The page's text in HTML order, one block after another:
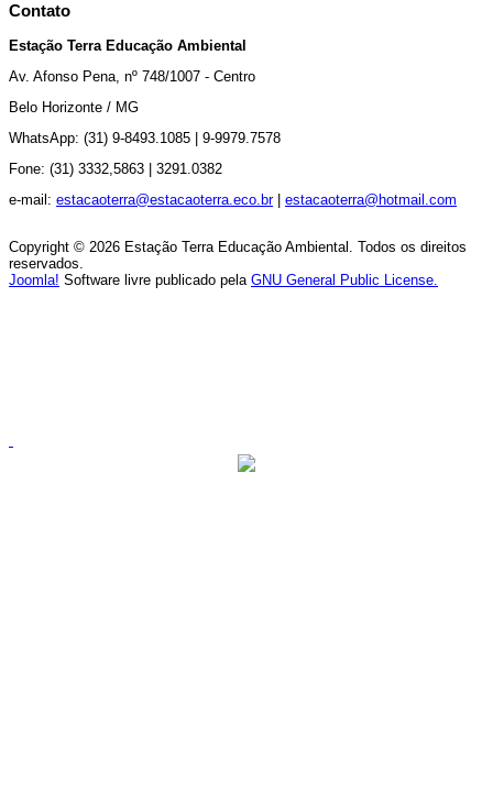
Contato
Estação Terra Educação Ambiental
Av. Afonso Pena, nº 748/1007 - Centro
Belo Horizonte / MG
WhatsApp: (31) 9-8493.1085 | 9-9979.7578
Fone: (31) 3332,5863 | 3291.0382
e-mail: estacaoterra@estacaoterra.eco.br| estacaoterra@hotmail.com
Copyright © 2026 Estação Terra Educação Ambiental. Todos os direitos
reservados.
Joomla! Software livre publicado pela GNU General Public License.